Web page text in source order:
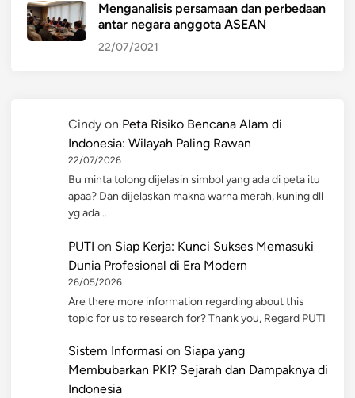
Menganalisis persamaan dan perbedaan
antar negara anggota ASEAN
22/07/2021
Cindy on Peta Risiko Bencana Alam di
Indonesia: Wilayah Paling Rawan
22/07/2026
Bu minta tolong dijelasin simbol yang ada di peta itu
apaa? Dan dijelaskan makna warna merah, kuning dll
yg ada…
PUTI on Siap Kerja: Kunci Sukses Memasuki
Dunia Profesional di Era Modern
26/05/2026
Are there more information regarding about this
topic for us to research for? Thank you, Regard PUTI
Sistem Informasi on Siapa yang
Membubarkan PKI? Sejarah dan Dampaknya di
Indonesia